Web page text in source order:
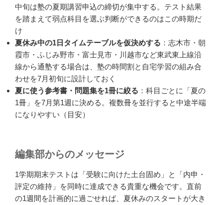
中旬は塾の夏期講習申込の締切が集中する。テスト結果
を踏まえて弱点科目を選ぶ判断ができるのはこの時期だ
け
夏休み中の1日タイムテーブルを仮決めする ：志木市・朝
霞市・ふじみ野市・富士見市・川越市など東武東上線沿
線から通塾する場合は、塾の時間割と自宅学習の組み合
わせを7月初旬に設計しておく
夏に使う参考書・問題集を1冊に絞る ：科目ごとに「夏の
1冊」を7月第1週に決める。複数冊を並行すると中途半端
になりやすい（目安）
編集部からのメッセージ
1学期期末テストは「受験に向けた土台固め」と「内申・
評定の維持」を同時に達成できる貴重な機会です。直前
の1週間を計画的に過ごせれば、夏休みのスタートが大き